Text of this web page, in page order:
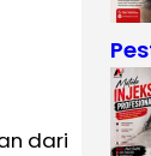
dari